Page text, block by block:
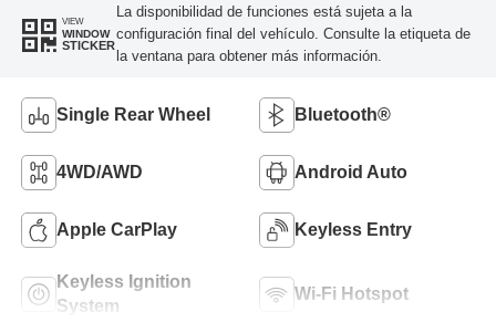
VIEW
WINDOW
STICKER
La disponibilidad de funciones está sujeta a la
configuración final del vehículo. Consulte la etiqueta de
la ventana para obtener más información.
Single Rear Wheel Bluetooth®
4WD/AWD Android Auto
Apple CarPlay Keyless Entry
Keyless Ignition
System
Wi-Fi Hotspot